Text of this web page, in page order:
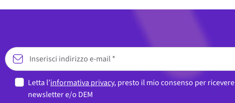
Letta l’informativa privacy, presto il mio consenso per ricevere
newsletter e/o DEM